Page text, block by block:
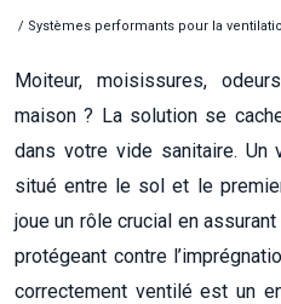
/ Systèmes performants pour la
Moiteur, moisissures,
maison ? La solution se
dans votre vide sanitaire.
situé entre le sol et le
joue un rôle crucial en
protégeant contre
correctement ventilé est un